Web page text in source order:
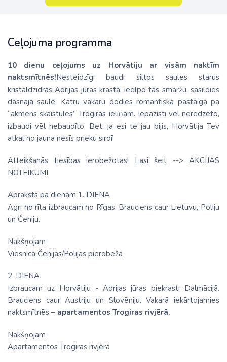
Ceļojuma programma
10 dienu ceļojums uz Horvātiju ar visām naktīm
naktsmītnēs!Nesteidzīgi baudi siltos saules starus
kristāldzidrās Adrijas jūras krastā, ieelpo tās smaržu, sasildies
dāsnajā saulē. Katru vakaru dodies romantiskā pastaigā pa
“akmens skaistules” Trogiras ieliņām. Iepazīsti vēl neredzēto,
izbaudi vēl nebaudīto. Bet, ja esi te jau bijis, Horvātija Tev
atkal no jauna nesīs prieku sirdī!
Atteikšanās tiesības ierobežotas! Lasi šeit --> AKCIJAS
NOTEIKUMI
Apraksts pa dienām 1. DIENA
Agri no rīta izbraucam no Rīgas. Brauciens caur Lietuvu, Poliju
un Čehiju.
Nakšņojam
Viesnīcā Čehijas/Polijas pierobežā
2. DIENA
Izbraucam uz Horvātiju - Adrijas jūras piekrasti Dalmācijā.
Brauciens caur Austriju un Slovēniju. Vakarā iekārtojamies
naktsmītnēs – apartamentos Trogiras rivjērā.
Nakšņojam
Apartamentos Trogiras rivjērā